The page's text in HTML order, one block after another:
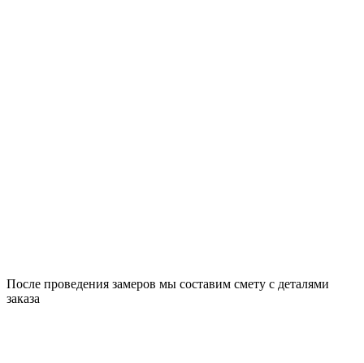
После проведения замеров мы составим смету с деталями
заказа